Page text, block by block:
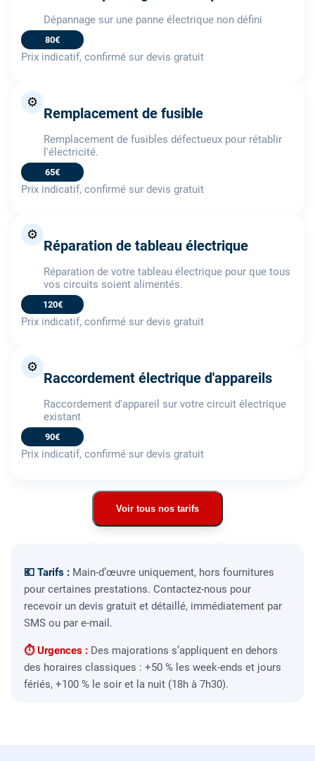
Dépannage sur une panne électrique non défini
80€
Prix indicatif, confirmé sur devis gratuit
⚙️
Remplacement de fusible
Remplacement de fusibles défectueux pour rétablir
l'électricité.
65€
Prix indicatif, confirmé sur devis gratuit
⚙️
Réparation de tableau électrique
Réparation de votre tableau électrique pour que tous
vos circuits soient alimentés.
120€
Prix indicatif, confirmé sur devis gratuit
⚙️
Raccordement électrique d'appareils
Raccordement d'appareil sur votre circuit électrique
existant
90€
Prix indicatif, confirmé sur devis gratuit
Voir tous nos tarifs
💶 Tarifs : Main-d’œuvre uniquement, hors fournitures
pour certaines prestations. Contactez-nous pour
recevoir un devis gratuit et détaillé, immédiatement par
SMS ou par e-mail.
⏱ Urgences : Des majorations s’appliquent en dehors
des horaires classiques : +50 % les week-ends et jours
fériés, +100 % le soir et la nuit (18h à 7h30).